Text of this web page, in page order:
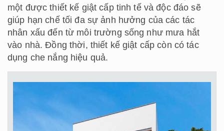
một được thiết kế giật cấp tinh tế và độc đáo sẽ
giúp hạn chế tối đa sự ảnh hưởng của các tác
nhân xấu đến từ môi trường sống như mưa hắt
vào nhà. Đồng thời, thiết kế giật cấp còn có tác
dụng che nắng hiệu quả.